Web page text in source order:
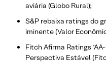
aviária (Globo Rural);
S&P rebaixa ratings do
iminente (Valor
Fitch Afirma Ratings
Perspectiva Estável